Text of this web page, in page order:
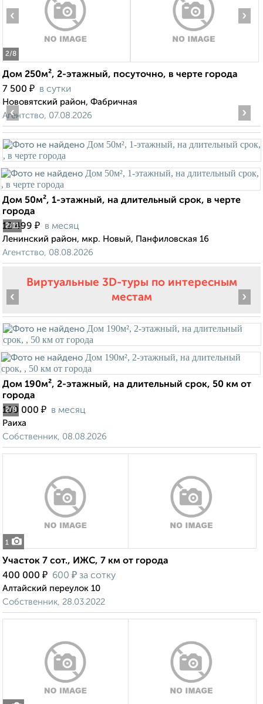
2/8
‹ ›
Дом 250м², 2-этажный, посуточно, в черте города
7 500 ₽ в сутки
Нововятский район, Фабричная
Агентство, 07.08.2026
2/11
‹ ›
Дом 50м², 1-этажный, на длительный срок, в черте
города
12 499 ₽ в месяц
Ленинский район, мкр. Новый, Панфиловская 16
Агентство, 08.08.2026
Виртуальные 3D-туры по интересным
местам
2/8
‹ ›
Дом 190м², 2-этажный, на длительный срок, 50 км от
города
100 000 ₽ в месяц
Раиха
Собственник, 08.08.2026
1
Участок 7 сот., ИЖС, 7 км от города
400 000 ₽ 600 ₽ за сотку
Алтайский переулок 10
Собственник, 28.03.2022